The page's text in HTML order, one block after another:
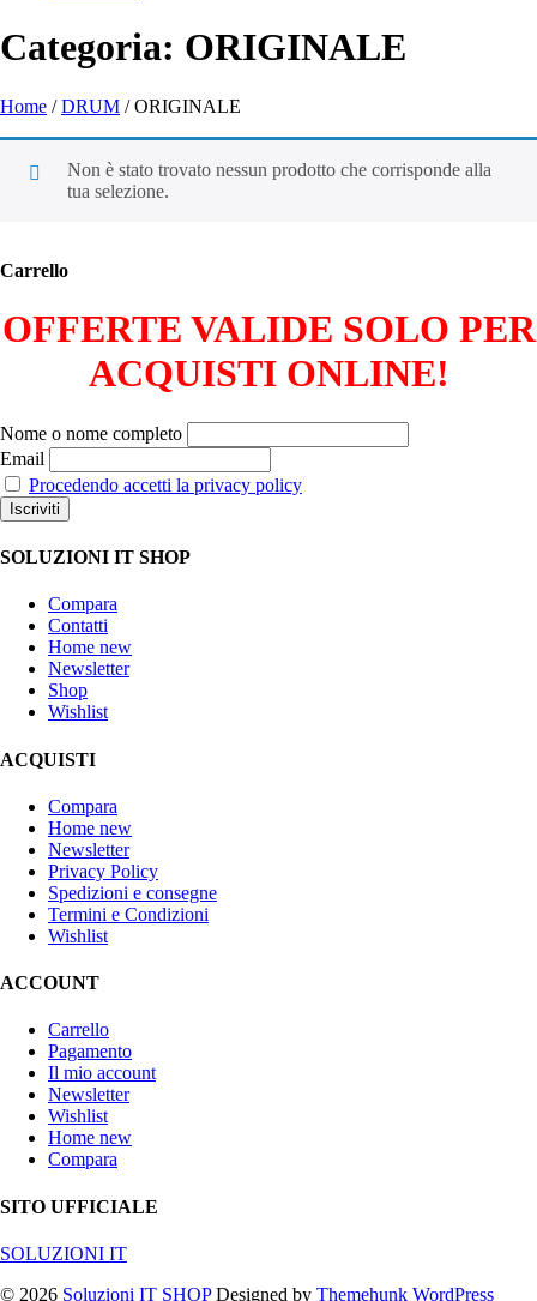
Categoria: ORIGINALE
Home /DRUM / ORIGINALE
Non è stato trovato nessun prodotto che corrisponde alla
tua selezione.
Carrello
OFFERTE VALIDE SOLO PER
ACQUISTI ONLINE!
Nome o nome completo
Email
Procedendo accetti la privacy policy
SOLUZIONI IT SHOP
Compara
Contatti
Home new
Newsletter
Shop
Wishlist
ACQUISTI
Compara
Home new
Newsletter
Privacy Policy
Spedizioni e consegne
Termini e Condizioni
Wishlist
ACCOUNT
Carrello
Pagamento
Il mio account
Newsletter
Wishlist
Home new
Compara
SITO UFFICIALE
SOLUZIONI IT
© 2026 Soluzioni IT SHOP Designed by Themehunk WordPress